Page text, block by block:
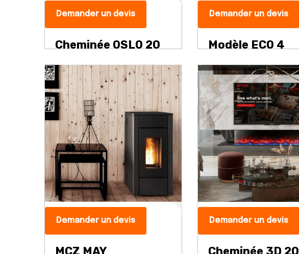
Demander un devis
Cheminée OSLO 20
Demander un devis
Modèle ECO 4
Demander un devis
MCZ MAY
Demander un devis
Cheminée 3D 20